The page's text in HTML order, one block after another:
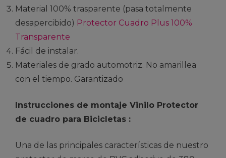
Material 100% trasparente (pasa totalmente
desapercibido) Protector Cuadro Plus 100%
Transparente
Fácil de instalar.
Materiales de grado automotriz. No amarillea
con el tiempo. Garantizado
Instrucciones de montaje Vinilo Protector
de cuadro para Bicicletas :
Una de las principales características de nuestro